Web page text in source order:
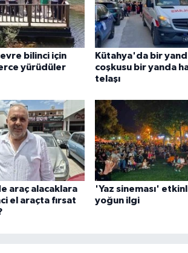
bilinci için
yürüdüler
Kütahya'da bir
coşkusu bir yanda
telaşı
araç alacaklara
el araçta fırsat
'Yaz sineması'
yoğun ilgi